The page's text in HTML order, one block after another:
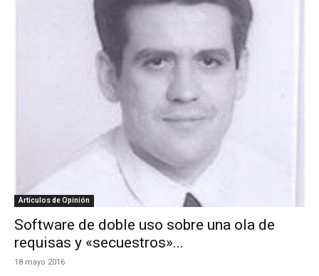
Artículos de Opinión
Software de doble uso sobre una ola de
requisas y «secuestros»...
18 mayo 2016